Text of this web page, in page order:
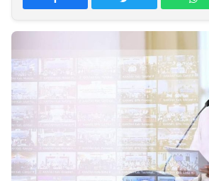
PT
TREETAN
MULTIMEDIA
Partner
Insight
NTB
Suara
Time
Lens
IDN
Daily
Jogja
Jalan
Rakyat
Idealita
News
Kita
Notice
Dinamikapost.com
Radar
Baru
Seedbacklink